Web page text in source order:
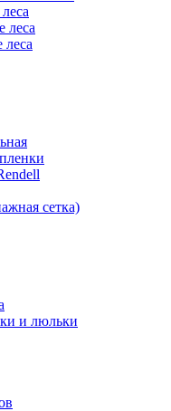
леса
сетка)
и люльки